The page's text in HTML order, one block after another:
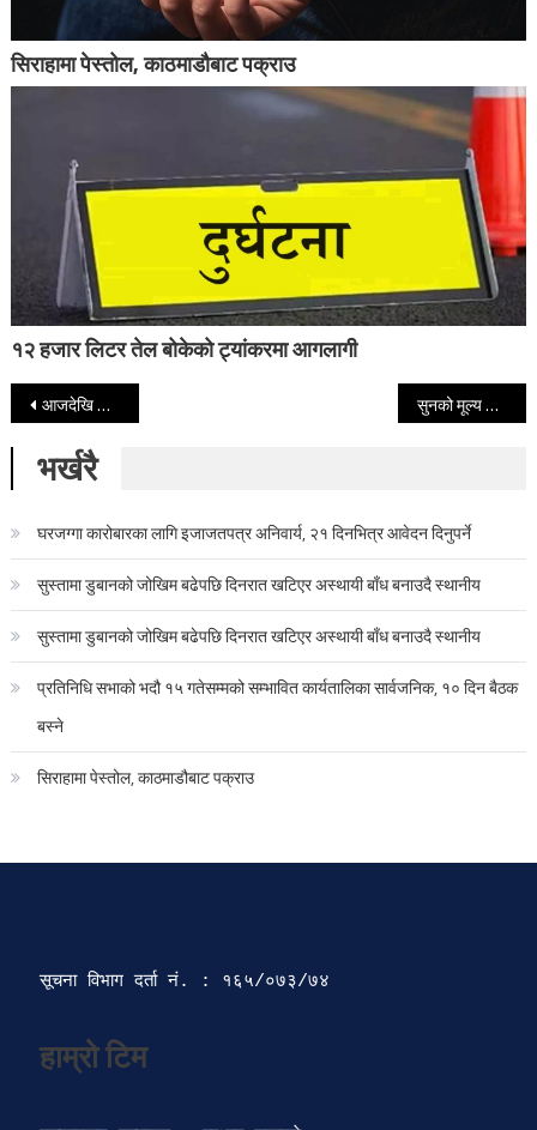
सिराहामा पेस्तोल, काठमाडौबाट पक्राउ
१२ हजार लिटर तेल बोकेको ट्यांकरमा आगलागी
Post navigation
आजदेखि सुरु भयो कक्षा १२ को परीक्षा सुनको मूल्य फेरी प्रतितोला ३ लाख नाघ्यो, चाँदी पनि बढ्यो
भर्खरै
घरजग्गा कारोबारका लागि इजाजतपत्र अनिवार्य, २१ दिनभित्र आवेदन दिनुपर्ने
सुस्तामा डुबानको जोखिम बढेपछि दिनरात खटिएर अस्थायी बाँध बनाउदै स्थानीय
सुस्तामा डुबानको जोखिम बढेपछि दिनरात खटिएर अस्थायी बाँध बनाउदै स्थानीय
प्रतिनिधि सभाको भदौ १५ गतेसम्मको सम्भावित कार्यतालिका सार्वजनिक, १० दिन बैठक
बस्ने
सिराहामा पेस्तोल, काठमाडौबाट पक्राउ
सूचना विभाग दर्ता‍ नं. : १६५/०७३/७४
हाम्रो टिम